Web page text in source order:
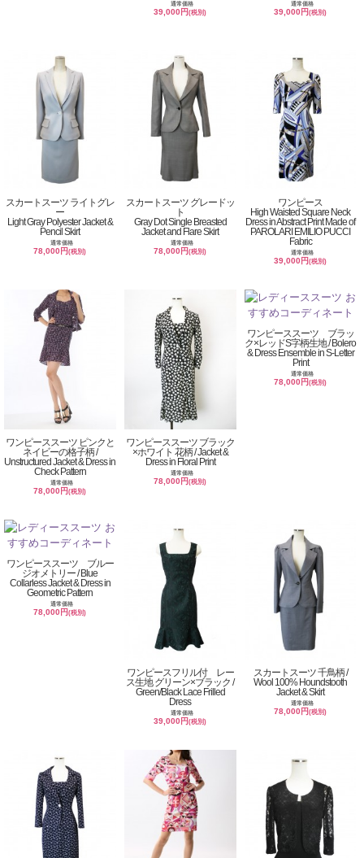
通常価格
39,000円(税別)
通常価格
39,000円(税別)
スカートスーツ ライトグレ
ー
Light Gray Polyester Jacket &
Pencil Skirt
通常価格
78,000円(税別)
スカートスーツ グレードッ
ト
Gray Dot Single Breasted
Jacket and Flare Skirt
通常価格
78,000円(税別)
ワンピース
High Waisted Square Neck
Dress in Abstract Print Made of
PAROLARI EMILIO PUCCI
Fabric
通常価格
39,000円(税別)
ワンピーススーツ ピンクと
ネイビーの格子柄 /
Unstructured Jacket & Dress in
Check Pattern
通常価格
78,000円(税別)
ワンピーススーツ ブラック
×ホワイト 花柄 / Jacket &
Dress in Floral Print
通常価格
78,000円(税別)
ワンピーススーツ ブラッ
ク×レッドS字柄生地 / Bolero
& Dress Ensemble in S-Letter
Print
通常価格
78,000円(税別)
ワンピーススーツ ブルー
ジオメトリー / Blue
Collarless Jacket & Dress in
Geometric Pattern
通常価格
78,000円(税別)
ワンピースフリル付 レー
ス生地 グリーン×ブラック /
Green/Black Lace Frilled
Dress
通常価格
39,000円(税別)
スカートスーツ 千鳥柄 /
Wool 100% Houndstooth
Jacket & Skirt
通常価格
78,000円(税別)